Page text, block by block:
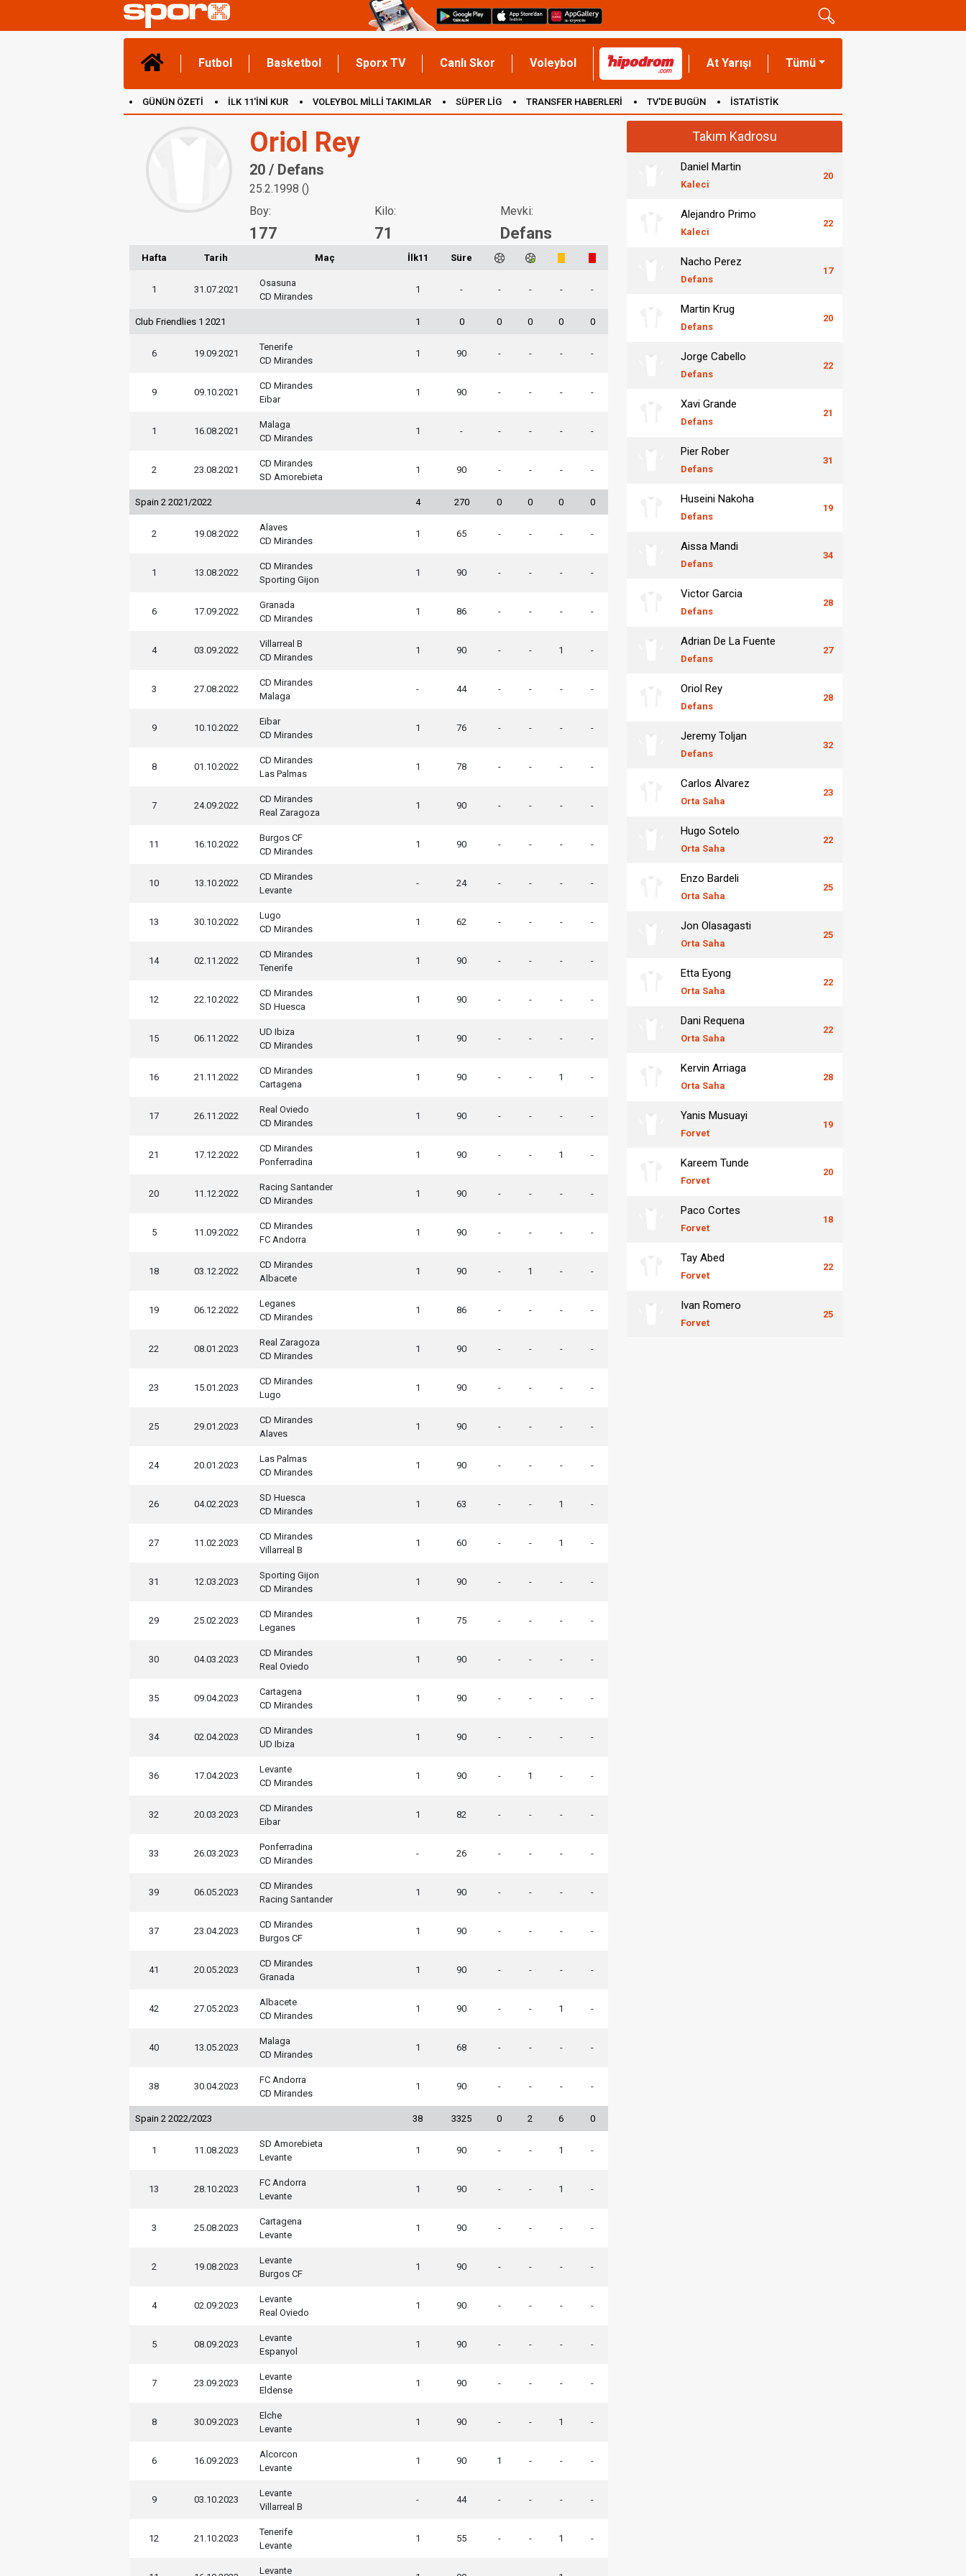
Futbol Basketbol Sporx TV Canlı Skor Voleybol At Yarışı Tümü
GÜNÜN ÖZETİ İLK 11'İNİ KUR VOLEYBOL MİLLİ TAKIMLAR SÜPER LİG TRANSFER HABERLERİ TV'DE BUGÜN İSTATİSTİK
Oriol Rey
20 / Defans
25.2.1998 ()
Boy:
177
Kilo:
71
Mevki:
Defans
Hafta Tarih Maç İlk11 Süre
1 31.07.2021
Osasuna
CD Mirandes
1 - - - - -
Club Friendlies 1 2021 1 0 0 0 0 0
6 19.09.2021
Tenerife
CD Mirandes
1 90 - - - -
9 09.10.2021
CD Mirandes
Eibar
1 90 - - - -
1 16.08.2021
Malaga
CD Mirandes
1 - - - - -
2 23.08.2021
CD Mirandes
SD Amorebieta
1 90 - - - -
Spain 2 2021/2022 4 270 0 0 0 0
2 19.08.2022
Alaves
CD Mirandes
1 65 - - - -
1 13.08.2022
CD Mirandes
Sporting Gijon
1 90 - - - -
6 17.09.2022
Granada
CD Mirandes
1 86 - - - -
4 03.09.2022
Villarreal B
CD Mirandes
1 90 - - 1 -
3 27.08.2022
CD Mirandes
Malaga
- 44 - - - -
9 10.10.2022
Eibar
CD Mirandes
1 76 - - - -
8 01.10.2022
CD Mirandes
Las Palmas
1 78 - - - -
7 24.09.2022
CD Mirandes
Real Zaragoza
1 90 - - - -
11 16.10.2022
Burgos CF
CD Mirandes
1 90 - - - -
10 13.10.2022
CD Mirandes
Levante
- 24 - - - -
13 30.10.2022
Lugo
CD Mirandes
1 62 - - - -
14 02.11.2022
CD Mirandes
Tenerife
1 90 - - - -
12 22.10.2022
CD Mirandes
SD Huesca
1 90 - - - -
15 06.11.2022
UD Ibiza
CD Mirandes
1 90 - - - -
16 21.11.2022
CD Mirandes
Cartagena
1 90 - - 1 -
17 26.11.2022
Real Oviedo
CD Mirandes
1 90 - - - -
21 17.12.2022
CD Mirandes
Ponferradina
1 90 - - 1 -
20 11.12.2022
Racing Santander
CD Mirandes
1 90 - - - -
5 11.09.2022
CD Mirandes
FC Andorra
1 90 - - - -
18 03.12.2022
CD Mirandes
Albacete
1 90 - 1 - -
19 06.12.2022
Leganes
CD Mirandes
1 86 - - - -
22 08.01.2023
Real Zaragoza
CD Mirandes
1 90 - - - -
23 15.01.2023
CD Mirandes
Lugo
1 90 - - - -
25 29.01.2023
CD Mirandes
Alaves
1 90 - - - -
24 20.01.2023
Las Palmas
CD Mirandes
1 90 - - - -
26 04.02.2023
SD Huesca
CD Mirandes
1 63 - - 1 -
27 11.02.2023
CD Mirandes
Villarreal B
1 60 - - 1 -
31 12.03.2023
Sporting Gijon
CD Mirandes
1 90 - - - -
29 25.02.2023
CD Mirandes
Leganes
1 75 - - - -
30 04.03.2023
CD Mirandes
Real Oviedo
1 90 - - - -
35 09.04.2023
Cartagena
CD Mirandes
1 90 - - - -
34 02.04.2023
CD Mirandes
UD Ibiza
1 90 - - - -
36 17.04.2023
Levante
CD Mirandes
1 90 - 1 - -
32 20.03.2023
CD Mirandes
Eibar
1 82 - - - -
33 26.03.2023
Ponferradina
CD Mirandes
- 26 - - - -
39 06.05.2023
CD Mirandes
Racing Santander
1 90 - - - -
37 23.04.2023
CD Mirandes
Burgos CF
1 90 - - - -
41 20.05.2023
CD Mirandes
Granada
1 90 - - - -
42 27.05.2023
Albacete
CD Mirandes
1 90 - - 1 -
40 13.05.2023
Malaga
CD Mirandes
1 68 - - - -
38 30.04.2023
FC Andorra
CD Mirandes
1 90 - - - -
Spain 2 2022/2023 38 3325 0 2 6 0
1 11.08.2023
SD Amorebieta
Levante
1 90 - - 1 -
13 28.10.2023
FC Andorra
Levante
1 90 - - 1 -
3 25.08.2023
Cartagena
Levante
1 90 - - - -
2 19.08.2023
Levante
Burgos CF
1 90 - - - -
4 02.09.2023
Levante
Real Oviedo
1 90 - - - -
5 08.09.2023
Levante
Espanyol
1 90 - - - -
7 23.09.2023
Levante
Eldense
1 90 - - - -
8 30.09.2023
Elche
Levante
1 90 - - 1 -
6 16.09.2023
Alcorcon
Levante
1 90 1 - - -
9 03.10.2023
Levante
Villarreal B
- 44 - - - -
12 21.10.2023
Tenerife
Levante
1 55 - - 1 -
Levante
Takım Kadrosu
Daniel Martin
Kaleci
20
Alejandro Primo
Kaleci
22
Nacho Perez
Defans
17
Martin Krug
Defans
20
Jorge Cabello
Defans
22
Xavi Grande
Defans
21
Pier Rober
Defans
31
Huseini Nakoha
Defans
19
Aissa Mandi
Defans
34
Victor Garcia
Defans
28
Adrian De La Fuente
Defans
27
Oriol Rey
Defans
28
Jeremy Toljan
Defans
32
Carlos Alvarez
Orta Saha
23
Hugo Sotelo
Orta Saha
22
Enzo Bardeli
Orta Saha
25
Jon Olasagasti
Orta Saha
25
Etta Eyong
Orta Saha
22
Dani Requena
Orta Saha
22
Kervin Arriaga
Orta Saha
28
Yanis Musuayi
Forvet
19
Kareem Tunde
Forvet
20
Paco Cortes
Forvet
18
Tay Abed
Forvet
22
Ivan Romero
Forvet
25